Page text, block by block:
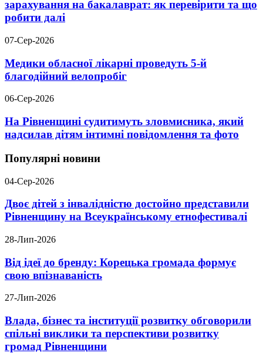
зарахування на бакалаврат: як перевірити та що
робити далі
07-Сер-2026
Медики обласної лікарні проведуть 5-й
благодійний велопробіг
06-Сер-2026
На Рівненщині судитимуть зловмисника, який
надсилав дітям інтимні повідомлення та фото
Популярні новини
04-Сер-2026
Двоє дітей з інвалідністю достойно представили
Рівненщину на Всеукраїнському етнофестивалі
28-Лип-2026
Від ідеї до бренду: Корецька громада формує
свою впізнаваність
27-Лип-2026
Влада, бізнес та інституції розвитку обговорили
спільні виклики та перспективи розвитку
громад Рівненщини